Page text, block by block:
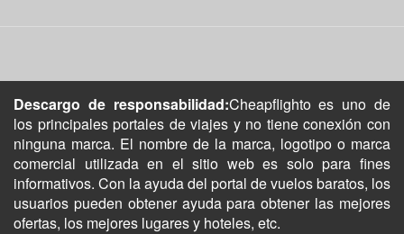
Descargo de responsabilidad:Cheapflighto es uno de
los principales portales de viajes y no tiene conexión con
ninguna marca. El nombre de la marca, logotipo o marca
comercial utilizada en el sitio web es solo para fines
informativos. Con la ayuda del portal de vuelos baratos, los
usuarios pueden obtener ayuda para obtener las mejores
ofertas, los mejores lugares y hoteles, etc.